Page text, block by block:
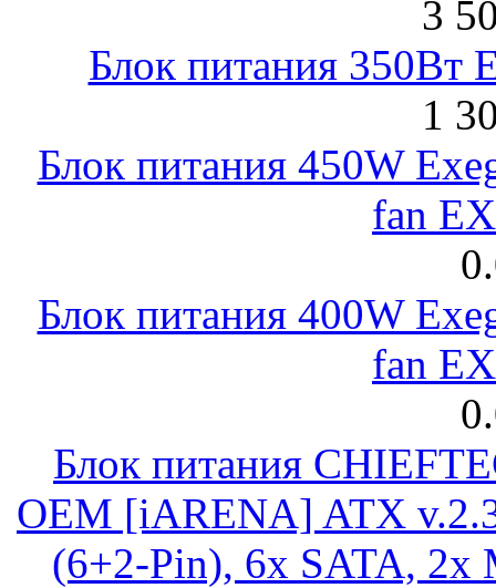
3
Блок питания 350Вт
1
Блок питания 450W
fan
Блок питания 400W
fan
Блок питания
OEM [iARENA] ATX
(6+2-Pin), 6x SATA, 2x